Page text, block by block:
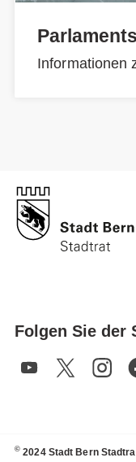
Informationen
Folgen Sie der
© 2024 Stadt Bern